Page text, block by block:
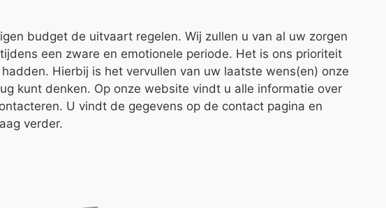
budget de uitvaart regelen. Wij zullen u van al uw zorgen
een zware en emotionele periode. Het is ons prioriteit
Hierbij is het vervullen van uw laatste wens(en) onze
kunt denken. Op onze website vindt u alle informatie over
U vindt de gegevens op de contact pagina en
verder.